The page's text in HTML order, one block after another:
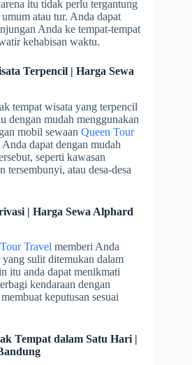
itu tidak perlu tergantung
atau tur. Anda dapat
Anda ke tempat-tempat
kehabisan waktu.
Terpencil | Harga Sewa
tempat wisata yang terpencil
dengan mudah menggunakan
mobil sewaan Queen Tour
dapat dengan mudah
seperti kawasan
tersembunyi, atau desa-desa
| Harga Sewa Alphard
Travel memberi Anda
sulit ditemukan dalam
itu anda dapat menikmati
kendaraan dengan
keputusan sesuai
Tempat dalam Satu Hari |